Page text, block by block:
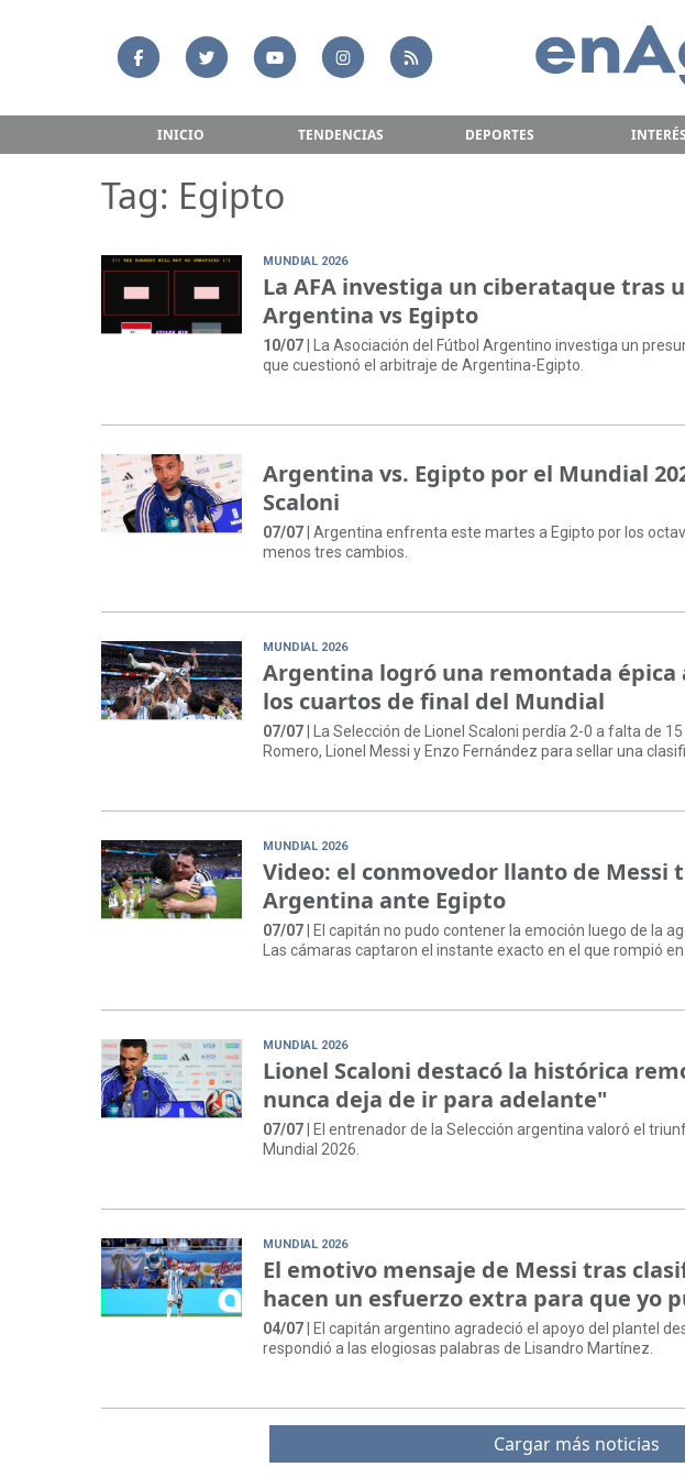
INICIO TENDENCIAS DEPORTES INTERÉS
Tag: Egipto
MUNDIAL 2026
La AFA investiga un ciberataque tras
Argentina vs Egipto
10/07 | La Asociación del Fútbol Argentino investiga un
que cuestionó el arbitraje de Argentina-Egipto.
Argentina vs. Egipto por el Mundial
Scaloni
07/07 | Argentina enfrenta este martes a Egipto por los
menos tres cambios.
MUNDIAL 2026
Argentina logró una remontada épica
los cuartos de final del Mundial
07/07 | La Selección de Lionel Scaloni perdía 2-0 a falta de
Romero, Lionel Messi y Enzo Fernández para sellar una
MUNDIAL 2026
Video: el conmovedor llanto de
Argentina ante Egipto
07/07 | El capitán no pudo contener la emoción luego de la
Las cámaras captaron el instante exacto en el que rompió
MUNDIAL 2026
Lionel Scaloni destacó la histórica
nunca deja de ir para adelante"
07/07 | El entrenador de la Selección argentina valoró el
Mundial 2026.
MUNDIAL 2026
El emotivo mensaje de Messi tras
hacen un esfuerzo extra para que yo
04/07 | El capitán argentino agradeció el apoyo del plantel
respondió a las elogiosas palabras de Lisandro Martínez.
Cargar más noticias